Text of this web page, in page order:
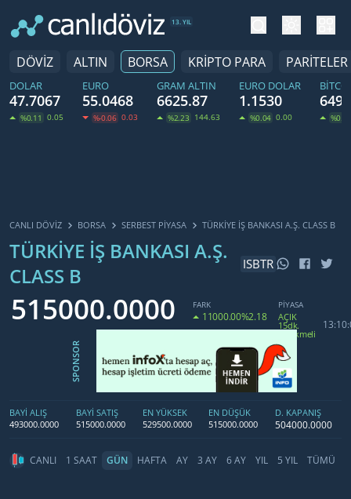
13. YIL
DÖVİZ ALTIN BORSA KRİPTO PARA PARİTELER
DOLAR
47.7067
%0.11 0.05
EURO
55.0468
%-0.06 0.03
GRAM ALTIN
6625.87
%2.23 144.63
EURO DOLAR
1.1530
%0.04 0.00
CANLI DÖVİZ BORSA SERBEST PIYASA TÜRKIYE İŞ BANKASI A.Ş. CLASS B
TÜRKIYE İŞ BANKASI A.Ş.
CLASS B
ISBTR
515000.0000 FARK
11000.00%2.18
PİYASA
AÇIK
15dk.
Gecikmeli
SPONSOR
BAYİ ALIŞ
493000.0000
BAYİ SATIŞ
515000.0000
EN YÜKSEK
529500.0000
EN DÜŞÜK
515000.0000
D. KAPANIŞ
504000.0000
CANLI 1 SAAT GÜN HAFTA AY 3 AY 6 AY YIL 5 YIL TÜMÜ